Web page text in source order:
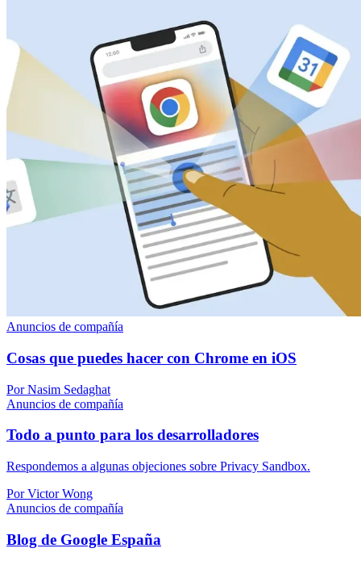
Anuncios de compañía
Cosas que puedes hacer con Chrome en iOS
Por Nasim Sedaghat
Anuncios de compañía
Todo a punto para los desarrolladores
Respondemos a algunas objeciones sobre Privacy Sandbox.
Por Victor Wong
Anuncios de compañía
Blog de Google España